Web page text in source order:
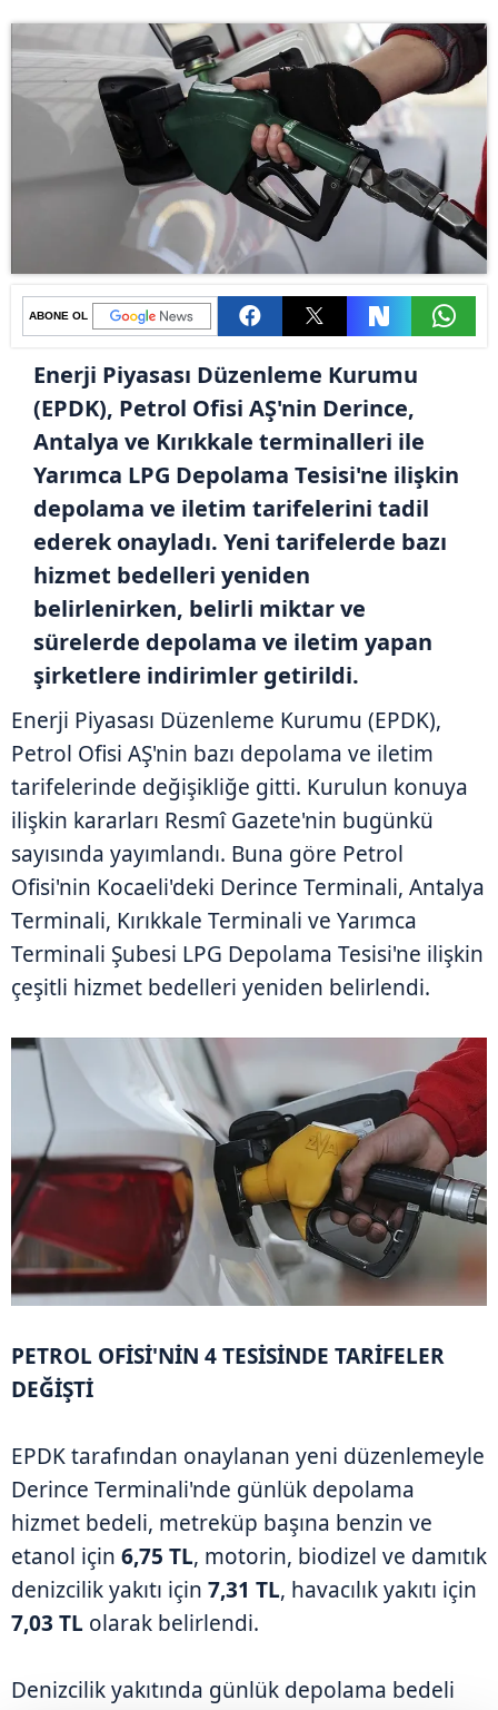
ABONE OL
Enerji Piyasası Düzenleme Kurumu
(EPDK), Petrol Ofisi AŞ'nin Derince,
Antalya ve Kırıkkale terminalleri ile
Yarımca LPG Depolama Tesisi'ne ilişkin
depolama ve iletim tarifelerini tadil
ederek onayladı. Yeni tarifelerde bazı
hizmet bedelleri yeniden
belirlenirken, belirli miktar ve
sürelerde depolama ve iletim yapan
şirketlere indirimler getirildi.
Enerji Piyasası Düzenleme Kurumu (EPDK),
Petrol Ofisi AŞ'nin bazı depolama ve iletim
tarifelerinde değişikliğe gitti. Kurulun konuya
ilişkin kararları Resmî Gazete'nin bugünkü
sayısında yayımlandı. Buna göre Petrol
Ofisi'nin Kocaeli'deki Derince Terminali, Antalya
Terminali, Kırıkkale Terminali ve Yarımca
Terminali Şubesi LPG Depolama Tesisi'ne ilişkin
çeşitli hizmet bedelleri yeniden belirlendi.
PETROL OFİSİ'NİN 4 TESİSİNDE TARİFELER
DEĞİŞTİ
EPDK tarafından onaylanan yeni düzenlemeyle
Derince Terminali'nde günlük depolama
hizmet bedeli, metreküp başına benzin ve
etanol için 6,75 TL, motorin, biodizel ve damıtık
denizcilik yakıtı için 7,31 TL, havacılık yakıtı için
7,03 TL olarak belirlendi.
Denizcilik yakıtında günlük depolama bedeli